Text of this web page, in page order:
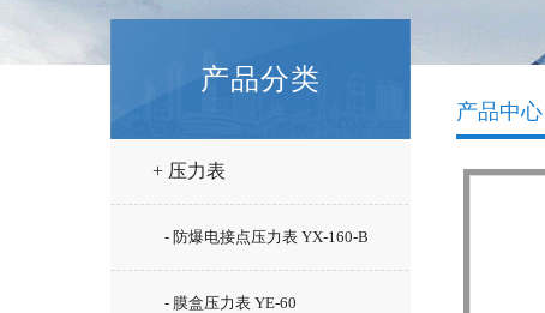
产品分类
+ 压力表
- 防爆电接点压力表 YX-160-B
- 膜盒压力表 YE-60
产品中心